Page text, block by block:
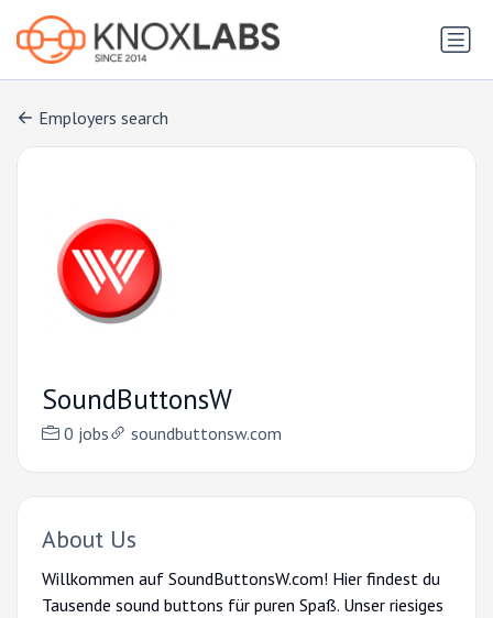
Employers search
SoundButtonsW
0 jobs soundbuttonsw.com
About Us
Willkommen auf SoundButtonsW.com! Hier findest du
Tausende sound buttons für puren Spaß. Unser riesiges